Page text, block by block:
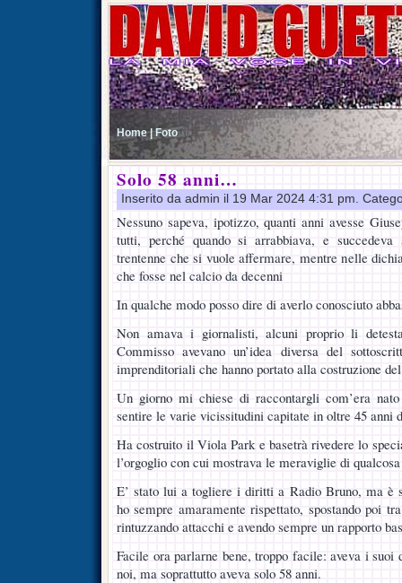
Home | Foto
Solo 58 anni…
Inserito da admin il 19 Mar 2024 4:31 pm.
Nessuno sapeva, ipotizzo, quanti anni avesse
tutti, perché quando si arrabbiava, e
trentenne che si vuole affermare, mentre nelle
che fosse nel calcio da decenni
In qualche modo posso dire di averlo conosciuto
Non amava i giornalisti, alcuni proprio li
Commisso avevano un’idea diversa del
imprenditoriali che hanno portato alla costruzione
Un giorno mi chiese di raccontargli com’era
sentire le varie vicissitudini capitate in oltre 45 anni
Ha costruito il Viola Park e basetrà rivedere lo
l’orgoglio con cui mostrava le meraviglie di
E’ stato lui a togliere i diritti a Radio Bruno, ma è
ho sempre amaramente rispettato, spostando poi
rintuzzando attacchi e avendo sempre un rapporto
Facile ora parlarne bene, troppo facile: aveva i
noi, ma soprattutto aveva solo 58 anni.